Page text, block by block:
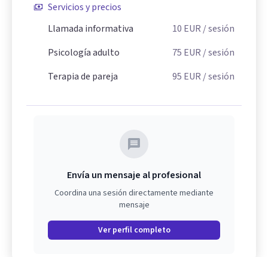
Servicios y precios
Llamada informativa
10 EUR / sesión
Psicología adulto
75 EUR / sesión
Terapia de pareja
95 EUR / sesión
Envía un mensaje al profesional
Coordina una sesión directamente mediante
mensaje
Ver perfil completo